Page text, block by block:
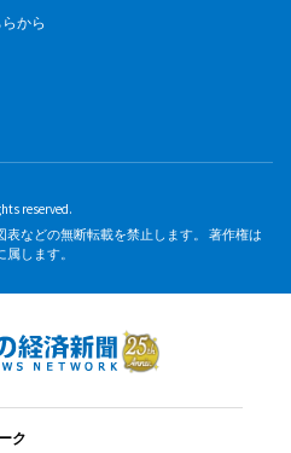
から
reserved.
などの無断転載を禁止します。 著作権は
します。
ク